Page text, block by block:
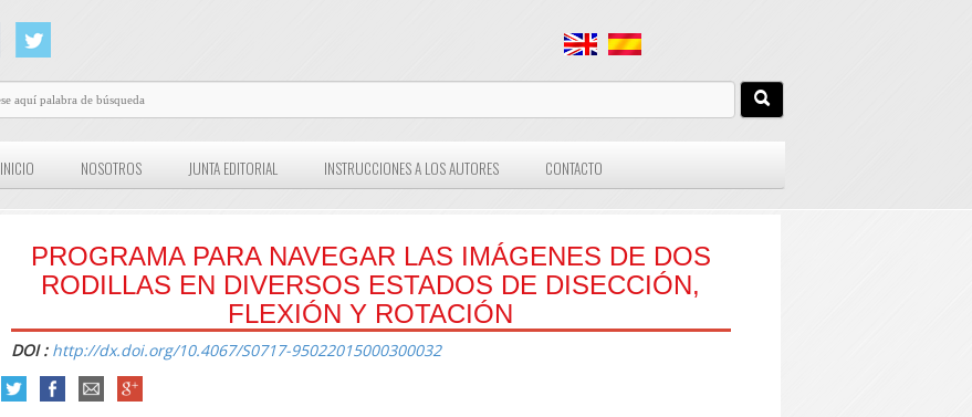
INICIO NOSOTROS JUNTA EDITORIAL INSTRUCCIONES A LOS AUTORES CONTACTO
PROGRAMA PARA NAVEGAR LAS IMÁGENES DE DOS
RODILLAS EN DIVERSOS ESTADOS DE DISECCIÓN,
FLEXIÓN Y ROTACIÓN
DOI : http://dx.doi.org/10.4067/S0717-95022015000300032